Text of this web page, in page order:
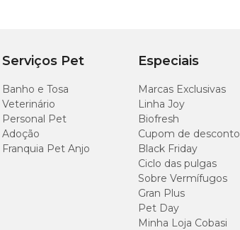
Serviços Pet
Banho e Tosa
Veterinário
Personal Pet
Adoção
Franquia Pet Anjo
Especiais
Marcas Exclusivas
Linha Joy
Biofresh
Cupom de desconto
Black Friday
Ciclo das pulgas
Sobre Vermífugos
Gran Plus
Pet Day
Minha Loja Cobasi